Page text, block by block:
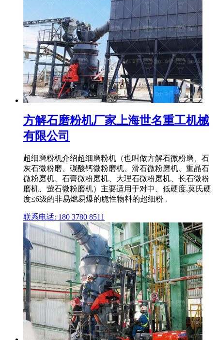
方解石磨粉机厂家上海世名重工机械
有限公司
超细磨粉机介绍超细磨粉机（也叫做方解石微粉磨、石
灰石微粉磨、碳酸钙微粉磨机、滑石微粉磨机、重晶石
微粉磨机、石膏微粉磨机、大理石微粉磨机、长石微粉
磨机、萤石微粉磨机）主要适用于对中、低硬度,莫氏硬
度≤6级的非易燃易爆的脆性物料的超细粉 .
联系电话: 180 3780 8511